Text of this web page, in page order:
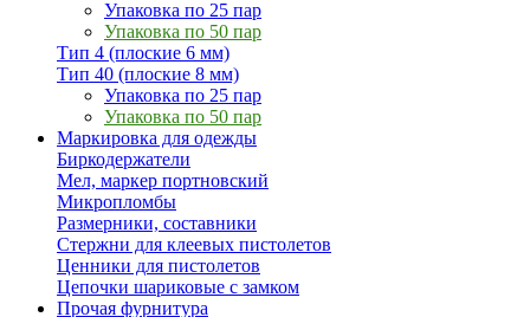
Упаковка по 25 пар
Упаковка по 50 пар
Тип 4 (плоские 6 мм)
Тип 40 (плоские 8 мм)
Упаковка по 25 пар
Упаковка по 50 пар
Маркировка для одежды
Биркодержатели
Мел, маркер портновский
Микропломбы
Размерники, составники
Стержни для клеевых пистолетов
Ценники для пистолетов
Цепочки шариковые с замком
Прочая фурнитура